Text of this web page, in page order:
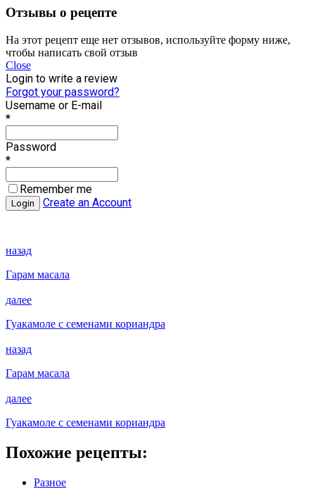
Отзывы о рецепте
На этот рецепт еще нет отзывов, используйте форму ниже,
чтобы написать свой отзыв
Close
Login to write a review
Forgot your password?
Username or E-mail
*
Password
*
Remember me
Create an Account
назад
Гарам масала
далее
Гуакамоле с семенами кориандра
назад
Гарам масала
далее
Гуакамоле с семенами кориандра
Похожие рецепты:
Разное